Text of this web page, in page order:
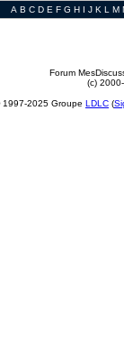
A B C D E F G H I J K L M
Forum
(c)
1997-2025 Groupe LDLC (